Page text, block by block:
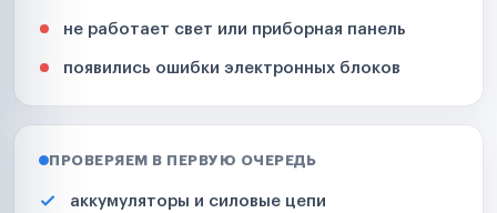
не работает свет или приборная панель
появились ошибки электронных блоков
ПРОВЕРЯЕМ В ПЕРВУЮ ОЧЕРЕДЬ
аккумуляторы и силовые цепи